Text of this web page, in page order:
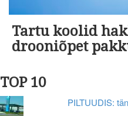
Tartu koolid
drooniõpet
TOP 10
PILTUUDIS: